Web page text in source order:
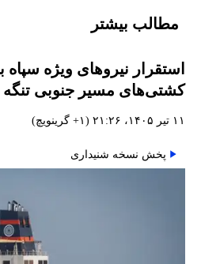
مطالب بیشتر
استقرار نیروهای ویژه
کشتی‌های مسیر جنوبی تنگه
۱۱ تیر ۱۴۰۵، ۲۱:۲۶ (‎+۱ گرینویچ)
پخش نسخه شنیداری